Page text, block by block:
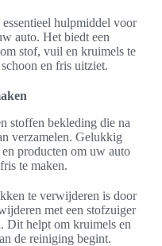
hulpmiddel voor
auto. Het biedt een
stof, vuil en kruimels te
en fris uitziet.
stoffen bekleding die na
verzamelen. Gelukkig
producten om uw auto
te maken.
te verwijderen is door
met een stofzuiger
Dit helpt om kruimels en
de reiniging begint.